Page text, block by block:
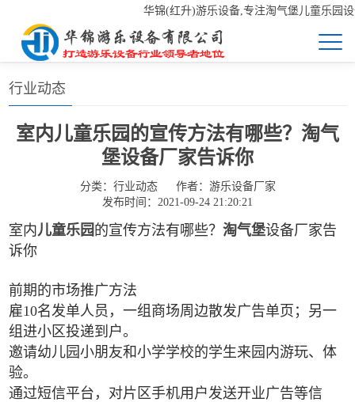
华锦(红升)游乐设备,专注淘气堡儿童乐园设
首页>>新闻中心>>行业动态
行业动态
室内儿童乐园的宣传方法有哪些？淘气
堡设备厂家告诉你
分类： 行业动态 作者： 游乐设备厂家
发布时间：2021-09-24 21:20:21
室内儿童乐园 的宣传方法有哪些？淘气堡设备厂家告
诉你
前期的市场推广方法
雇10名发单人员，一组商场周边散发广告单页；另一
组进小区投递到户。
邀请幼儿园小朋友和小学学校的学生来园内游玩、体
验。
通过短信平台，对片区手机用户发送开业广告等信